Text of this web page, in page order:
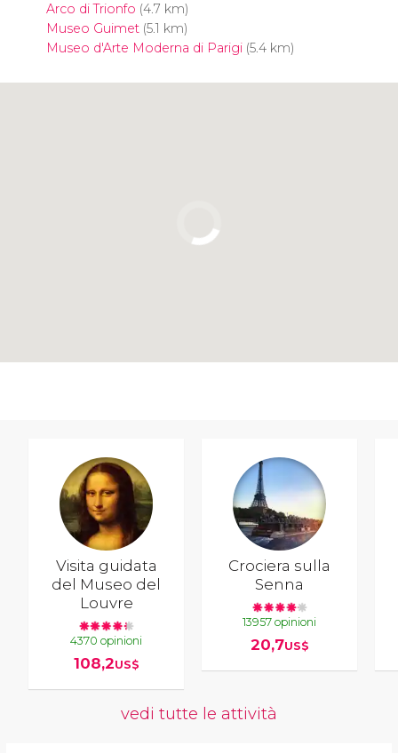
Arco di Trionfo (4.7 km)
Museo Guimet(5.1 km)
Museo d'Arte Moderna di Parigi(5.4 km)
Visita guidata
del Museo del
Louvre
4370 opinioni
108,2US$
Crociera sulla
Senna
13957 opinioni
20,7US$
vedi tutte le attività